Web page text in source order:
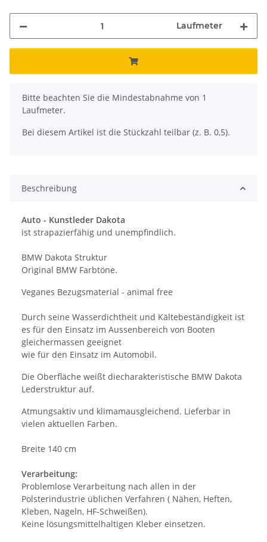
Laufmeter
x
Bitte beachten Sie die Mindestabnahme von 1
Laufmeter.
Bei diesem Artikel ist die Stückzahl teilbar (z. B. 0,5).
Beschreibung
Auto - Kunstleder Dakota
ist strapazierfähig und unempfindlich.
BMW Dakota Struktur
Original BMW Farbtöne.
Veganes Bezugsmaterial - animal free
Durch seine Wasserdichtheit und Kältebeständigkeit ist
es für den Einsatz im Aussenbereich von Booten
gleichermassen geeignet
wie für den Einsatz im Automobil.
Die Oberfläche weißt diecharakteristische BMW Dakota
Lederstruktur auf.
Atmungsaktiv und klimamausgleichend. Lieferbar in
vielen aktuellen Farben.
Breite 140 cm
Verarbeitung:
Problemlose Verarbeitung nach allen in der
Polsterindustrie üblichen Verfahren ( Nähen, Heften,
Kleben, Nageln, HF-Schweißen).
Keine lösungsmittelhaltigen Kleber einsetzen.